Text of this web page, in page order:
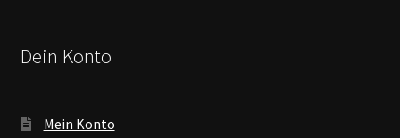
Dein Konto
Mein Konto